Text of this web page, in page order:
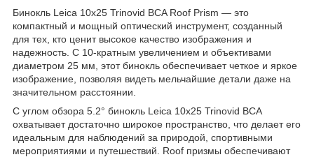
Бинокль Leica 10x25 Trinovid BCA Roof Prism — это
компактный и мощный оптический инструмент, созданный
для тех, кто ценит высокое качество изображения и
надежность. С 10-кратным увеличением и объективами
диаметром 25 мм, этот бинокль обеспечивает четкое и яркое
изображение, позволяя видеть мельчайшие детали даже на
значительном расстоянии.
С углом обзора 5.2° бинокль Leica 10x25 Trinovid BCA
охватывает достаточно широкое пространство, что делает его
идеальным для наблюдений за природой, спортивными
мероприятиями и путешествий. Roof призмы обеспечивают